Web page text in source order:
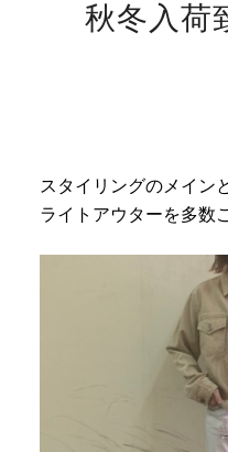
秋冬入荷
スタイリングのメイン
ライトアウターを多数